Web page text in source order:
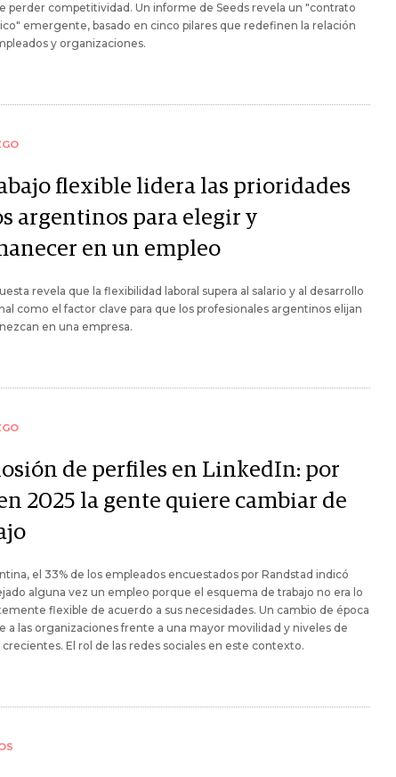
perder competitividad. Un informe de Seeds revela un "contrato
emergente, basado en cinco pilares que redefinen la relación
y organizaciones.
flexible lidera las prioridades
argentinos para elegir y
en un empleo
revela que la flexibilidad laboral supera al salario y al desarrollo
como el factor clave para que los profesionales argentinos elijan
en una empresa.
de perfiles en LinkedIn: por
2025 la gente quiere cambiar de
el 33% de los empleados encuestados por Randstad indicó
alguna vez un empleo porque el esquema de trabajo no era lo
flexible de acuerdo a sus necesidades. Un cambio de época
a las organizaciones frente a una mayor movilidad y niveles de
El rol de las redes sociales en este contexto.